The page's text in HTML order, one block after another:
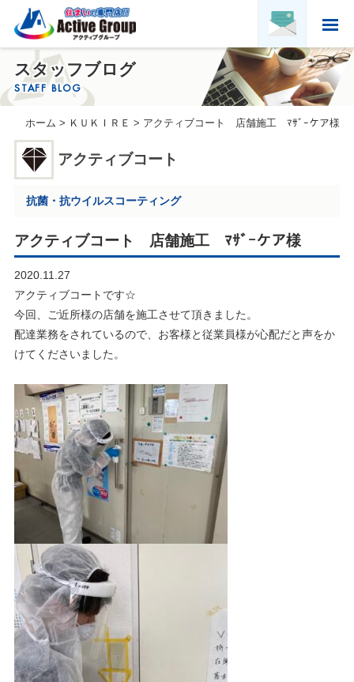
ホーム
HOME
アクティブグループについて
ABOUT US
実績紹介
PORTFOLIO
お客様の声
求人募集・協力会社募集
会社概要
COMPANY PROFILE
スタッフブログ
STAFF BLOG
ホーム > ＫＵＫＩＲＥ > アクティブコート 店舗施工 ﾏｻﾞｰケア様
アクティブコート
抗菌・抗ウイルスコーティング
アクティブコート 店舗施工 ﾏｻﾞｰケア様
2020.11.27
アクティブコートです☆
今回、ご近所様の店舗を施工させて頂きました。
配達業務をされているので、お客様と従業員様が心配だと声をか
けてくださいました。